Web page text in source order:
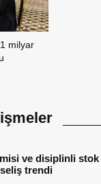
milyar
ve disiplinli
trendi